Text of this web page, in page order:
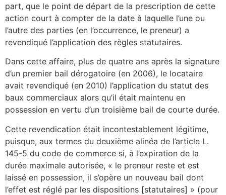
part, que le point de départ de la prescription de cette
action court à compter de la date à laquelle l’une ou
l’autre des parties (en l’occurrence, le preneur) a
revendiqué l’application des règles statutaires.
Dans cette affaire, plus de quatre ans après la signature
d’un premier bail dérogatoire (en 2006), le locataire
avait revendiqué (en 2010) l’application du statut des
baux commerciaux alors qu’il était maintenu en
possession en vertu d’un troisième bail de courte durée.
Cette revendication était incontestablement légitime,
puisque, aux termes du deuxième alinéa de l’article L.
145-5 du code de commerce si, à l’expiration de la
durée maximale autorisée, « le preneur reste et est
laissé en possession, il s’opère un nouveau bail dont
l’effet est réglé par les dispositions [statutaires] » (pour